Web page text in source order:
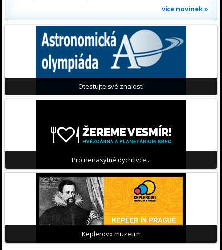
více novinek »
Otestujte své znalosti
Pro nenasytné dychtivce...
Keplerovo muzeum